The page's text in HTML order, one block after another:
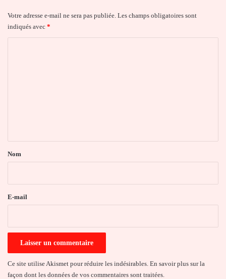
Votre adresse e-mail ne sera pas publiée. Les champs obligatoires sont
indiqués avec *
a
e
Nom
E-mail
Ce site utilise Akismet pour réduire les indésirables. En savoir plus sur la
façon dont les données de vos commentaires sont traitées